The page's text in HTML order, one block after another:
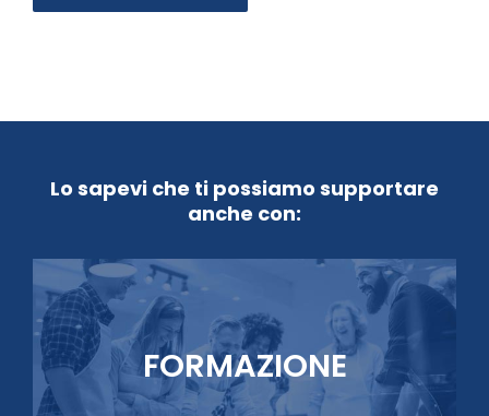
Lo sapevi che ti possiamo supportare
anche con:
FORMAZIONE